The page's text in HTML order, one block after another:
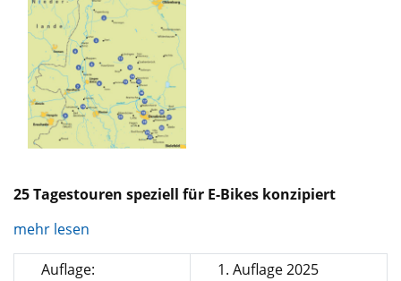
25 Tagestouren speziell für E-Bikes konzipiert
mehr lesen
Auflage:
1. Auflage 2025